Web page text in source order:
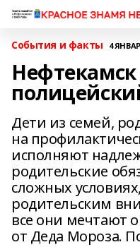
События и факты 4
Нефтекамск
Дети из семей,
на
исполняют
родительские
сложных
родительским
все они мечтают
от Деда Мороза.